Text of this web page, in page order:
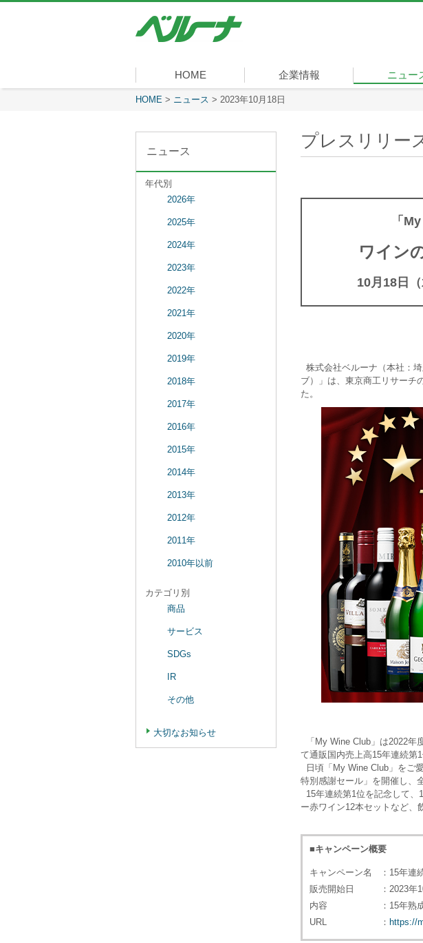
式
ベ
ル
ー
HOME 企業情報
社長メッセージ
会社概要
経営理念
沿革
組織図
事業内容
役員一覧
所在地
ニュー
現在表示しているページ
HOME > ニュース > 2023年10月18日
プレスリリー
「
ワイン
10月18日
株式会社ベルーナ（本社：
ブ）」は、東京商工リサーチ
た。
「My Wine Club」は2022年
て通販国内売上高15年連続第1
日頃「My Wine Club」をご
特別感謝セール」を開催し、
15年連続第1位を記念して、
ー赤ワイン12本セットなど、
■キャンペーン概要
キャンペーン名
：15年連
販売開始日
：2023年
内容
：15年熟
URL
： https://
ニュース
年代別
2026年
2025年
2024年
2023年
2022年
2021年
2020年
2019年
2018年
2017年
2016年
2015年
2014年
2013年
2012年
2011年
2010年以前
カテゴリ別
商品
サービス
SDGs
IR
その他
大切なお知らせ